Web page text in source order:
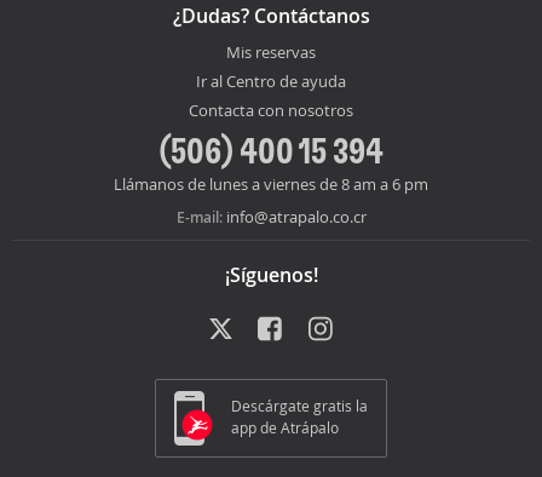
¿Dudas? Contáctanos
Mis reservas
Ir al Centro de ayuda
Contacta con nosotros
(506) 400 15 394
Llámanos de lunes a viernes de 8 am a 6 pm
E-mail: info@atrapalo.co.cr
¡Síguenos!
Descárgate gratis la
app de Atrápalo